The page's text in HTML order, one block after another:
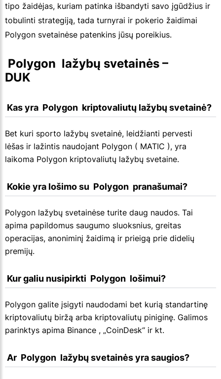
tipo žaidėjas, kuriam patinka išbandyti savo įgūdžius ir
tobulinti strategiją, tada turnyrai ir pokerio žaidimai
Polygon svetainėse patenkins jūsų poreikius.
DUK
Kas yra  Polygon  kriptovaliutų lažybų svetainė?
Bet kuri sporto lažybų svetainė, leidžianti pervesti
lėšas ir lažintis naudojant Polygon ( MATIC ), yra
laikoma Polygon kriptovaliutų lažybų svetaine.
Kokie yra lošimo su  Polygon  pranašumai?
Polygon lažybų svetainėse turite daug naudos. Tai
apima papildomus saugumo sluoksnius, greitas
operacijas, anoniminį žaidimą ir prieigą prie didelių
premijų.
Kur galiu nusipirkti  Polygon  lošimui?
Polygon galite įsigyti naudodami bet kurią standartinę
kriptovaliutų biržą arba kriptovaliutų piniginę. Galimos
parinktys apima Binance , „CoinDesk“ ir kt.
Ar  Polygon  lažybų svetainės yra saugios?